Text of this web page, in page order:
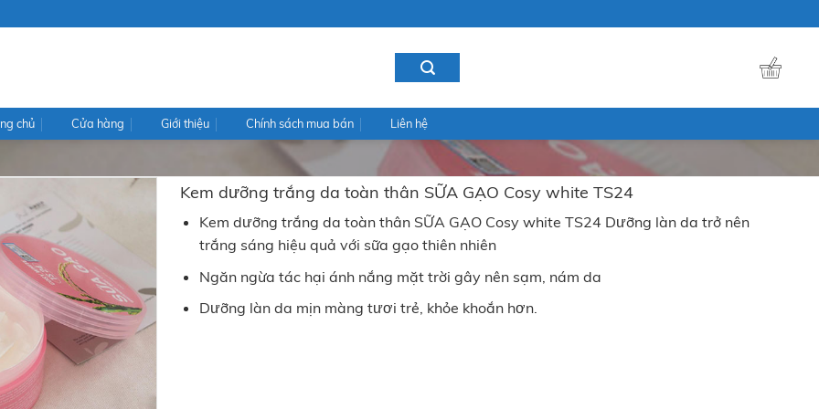
chủ Cửa hàng Giới thiệu Chính sách mua bán
Liên hệ
Kem dưỡng trắng da toàn thân SỮA GẠO Cosy white TS24
Kem dưỡng trắng da toàn thân SỮA GẠO Cosy white TS24 Dưỡng làn da trở nên
trắng sáng hiệu quả với sữa gạo thiên nhiên
Ngăn ngừa tác hại ánh nắng mặt trời gây nên sạm, nám da
Dưỡng làn da mịn màng tươi trẻ, khỏe khoắn hơn.